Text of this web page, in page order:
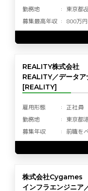
勤務地
東京都
募集最高年収
800万円
REALITY株式会社
REALITY／データア
[REALITY]
雇用形態
正社員
勤務地
東京都
募集年収
前職を
株式会社Cygames
インフラエンジニア